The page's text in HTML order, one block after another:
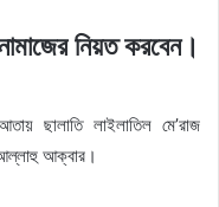
নিয়ত করবেন।
ছালাতি লাইলাতিল মে’রাজ
আল্লাহু আক্বার।